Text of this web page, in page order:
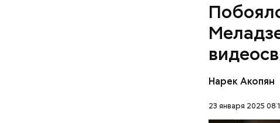
Нарек Акопян
23 января 2025
Спагетти
с сахарным
лишним